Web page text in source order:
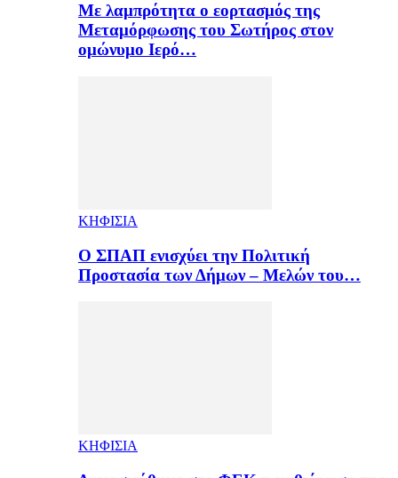
Με λαμπρότητα ο εορτασμός της
Μεταμόρφωσης του Σωτήρος στον
ομώνυμο Ιερό…
ΚΗΦΙΣΙΑ
Ο ΣΠΑΠ ενισχύει την Πολιτική
Προστασία των Δήμων – Μελών του…
ΚΗΦΙΣΙΑ